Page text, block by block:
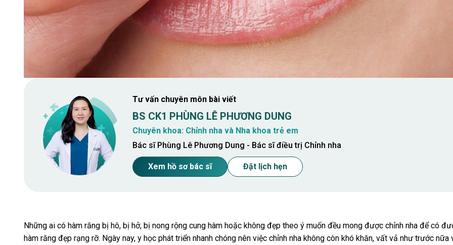
Tư vấn chuyên môn bài viết
BS CK1 PHÙNG LÊ PHƯƠNG DUNG
Chuyên khoa: Chỉnh nha và Nha khoa trẻ em
Bác sĩ Phùng Lê Phương Dung - Bác sĩ điều trị Chỉnh nha
Xem hồ sơ bác sĩ Đặt lịch hẹn
Những ai có hàm răng bị hô, bị hở, bị nong rộng cung hàm hoặc không đẹp theo ý muốn đều mong được chỉnh nha để có
hàm răng đẹp rạng rỡ. Ngày nay, y học phát triển nhanh chóng nên việc chỉnh nha không còn khó khăn, vất vả như trước nữa